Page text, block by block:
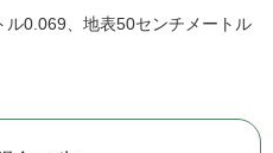
0.069、地表50センチメートル